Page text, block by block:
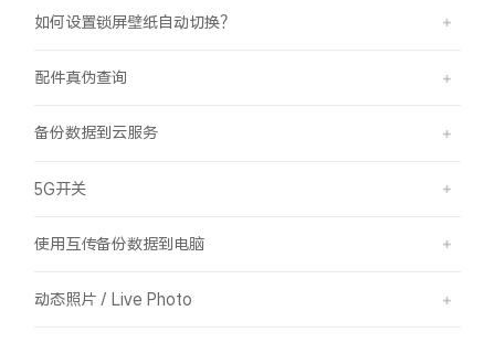
如何设置锁屏壁纸自动切换？
配件真伪查询
备份数据到云服务
5G开关
使用互传备份数据到电脑
动态照片 / Live Photo